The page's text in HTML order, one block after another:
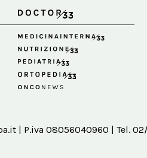
| P.iva 08056040960 | Tel.